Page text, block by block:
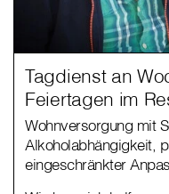
Tagdienst an
Feiertagen im
Wohnversorgung mit
Alkoholabhängigkeit,
eingeschränkter